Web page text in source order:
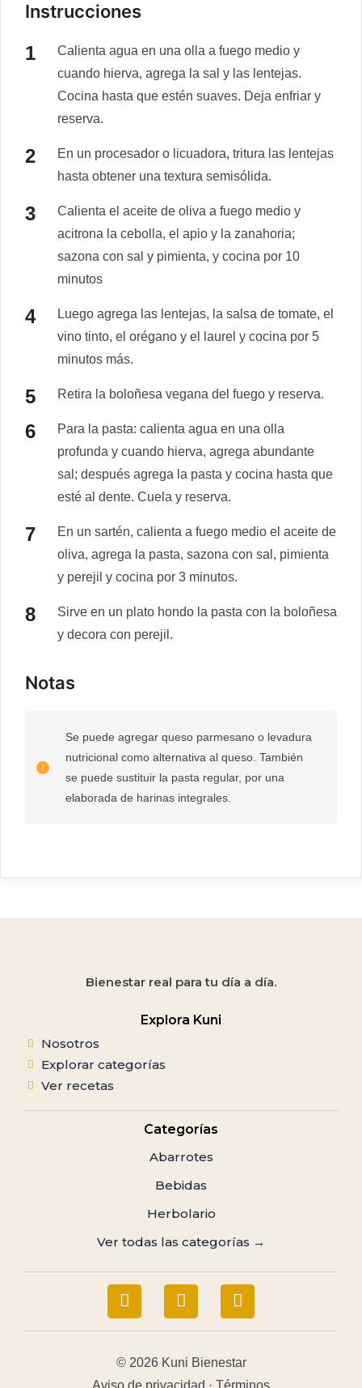
Instrucciones
Calienta agua en una olla a fuego medio y
cuando hierva, agrega la sal y las lentejas.
Cocina hasta que estén suaves. Deja enfriar y
reserva.
En un procesador o licuadora, tritura las lentejas
hasta obtener una textura semisólida.
Calienta el aceite de oliva a fuego medio y
acitrona la cebolla, el apio y la zanahoria;
sazona con sal y pimienta, y cocina por 10
minutos
Luego agrega las lentejas, la salsa de tomate, el
vino tinto, el orégano y el laurel y cocina por 5
minutos más.
Retira la boloñesa vegana del fuego y reserva.
Para la pasta: calienta agua en una olla
profunda y cuando hierva, agrega abundante
sal; después agrega la pasta y cocina hasta que
esté al dente. Cuela y reserva.
En un sartén, calienta a fuego medio el aceite de
oliva, agrega la pasta, sazona con sal, pimienta
y perejil y cocina por 3 minutos.
Sirve en un plato hondo la pasta con la boloñesa
y decora con perejil.
Notas
Se puede agregar queso parmesano o levadura
nutricional como alternativa al queso. También
se puede sustituir la pasta regular, por una
elaborada de harinas integrales.
Bienestar real para tu día a día.
Explora Kuni
Nosotros
Explorar categorías
Ver recetas
Categorías
Abarrotes
Bebidas
Herbolario
Ver todas las categorías →
© 2026 Kuni Bienestar
Aviso de privacidad · Términos